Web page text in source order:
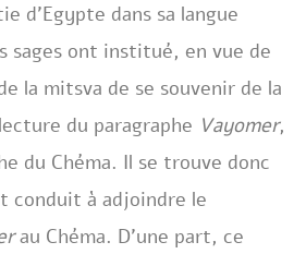
d’Egypte dans sa langue
sages ont institué, en vue de
la mitsva de se souvenir de la
du paragraphe Vayomer,
du Chéma. Il se trouve donc
conduit à adjoindre le
au Chéma. D’une part, ce